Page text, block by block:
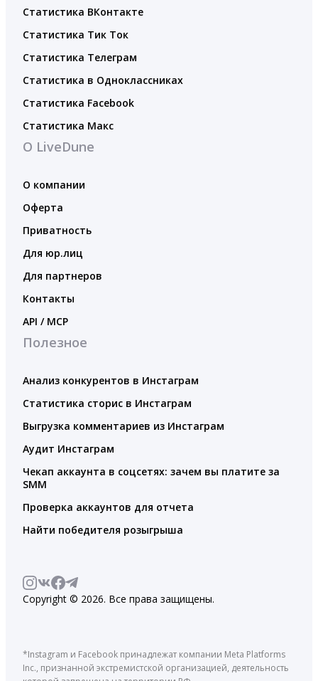
Статистика ВКонтакте
Статистика Тик Ток
Статистика Телеграм
Статистика в Одноклассниках
Статистика Facebook
Статистика Макс
О LiveDune
О компании
Оферта
Приватность
Для юр.лиц
Для партнеров
Контакты
API / MCP
Полезное
Анализ конкурентов в Инстаграм
Статистика сторис в Инстаграм
Выгрузка комментариев из Инстаграм
Аудит Инстаграм
Чекап аккаунта в соцсетях: зачем вы платите за
SMM
Проверка аккаунтов для отчета
Найти победителя розыгрыша
Copyright © 2026. Все права защищены.
*Instagram и Facebook принадлежат компании Meta Platforms
Inc., признанной экстремистской организацией, деятельность